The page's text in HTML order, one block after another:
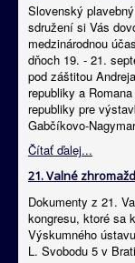
Slovenský
sdružení si Vás
medzinárodnou
dňoch 19. - 21.
pod záštitou
republiky a
republiky pre
Gabčíkovo-
Čítať ďalej...
21. Valné
Dokumenty z 21.
kongresu, ktoré sa
Výskumného
L. Svobodu 5 v